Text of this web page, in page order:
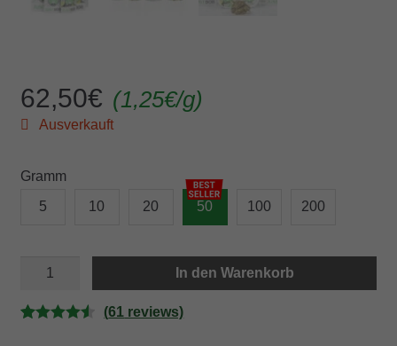
62,50€ (1,25€/g)
Ausverkauft
Gramm
5
10 20 50 100 200
BERRY
In den Warenkorb
(61 reviews)